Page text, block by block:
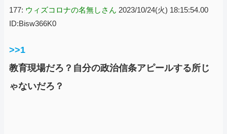
177: ウィズコロナの名無しさん 2023/10/24(火) 18:15:54.00
ID:Bisw366K0
>>1
教育現場だろ？自分の政治信条アピールする所じ
ゃないだろ？